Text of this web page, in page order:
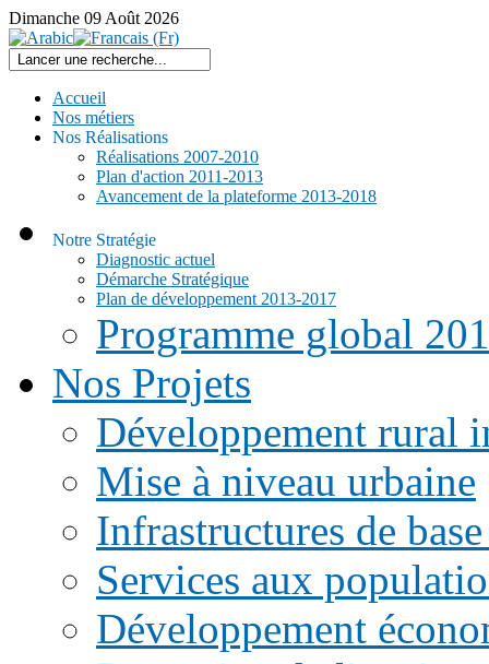
Dimanche 09 Août 2026
Accueil
Nos métiers
Nos Réalisations
Réalisations 2007-2010
Plan d'action 2011-2013
Avancement de la plateforme 2013-2018
Notre Stratégie
Diagnostic actuel
Démarche Stratégique
Plan de développement 2013-2017
Programme global
Nos Projets
Développement rural
Mise à niveau urbaine
Infrastructures de
Services aux
Développement